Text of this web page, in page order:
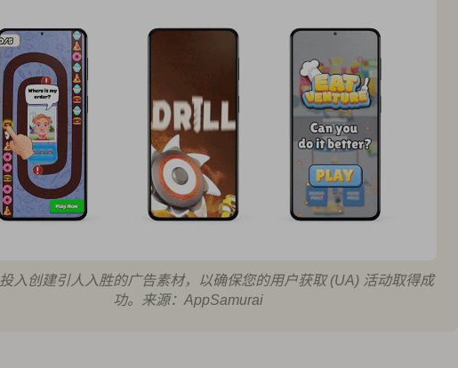
入创建引人入胜的广告素材，以确保您的用户获取 (UA) 活动取得成
功。来源：AppSamurai